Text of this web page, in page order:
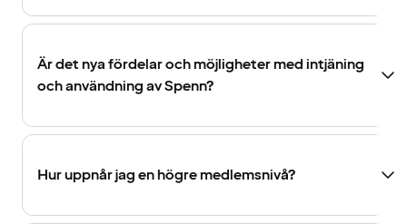
Är det nya fördelar och möjligheter med intjäning
och användning av Spenn?
Hur uppnår jag en högre medlemsnivå?